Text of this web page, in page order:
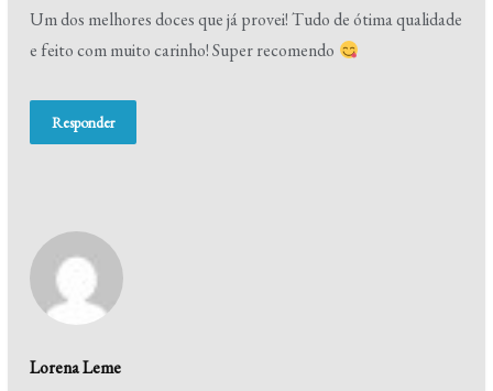
Um dos melhores doces que já provei! Tudo de ótima qualidade
e feito com muito carinho! Super recomendo
Responder
Lorena Leme